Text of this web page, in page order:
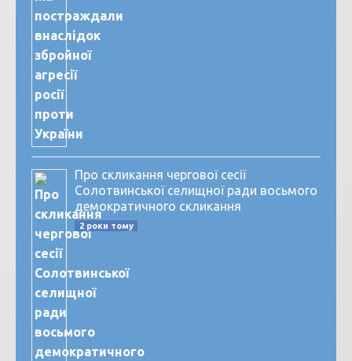
Про скликання чергової сесії
Солотвинської селищної ради восьмого
демократичного скликання
2 роки тому